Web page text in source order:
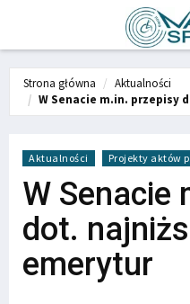
Strona główna
Aktualności
W Senacie m.in. przepisy
Aktualności Projekty aktów
W Senacie
dot.
emerytur